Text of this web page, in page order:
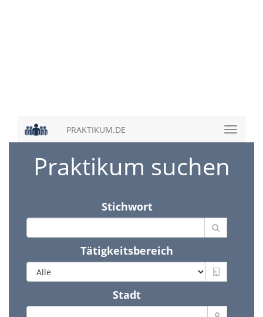
PRAKTIKUM.DE
Praktikum suchen
Stichwort
Tätigkeitsbereich
Stadt